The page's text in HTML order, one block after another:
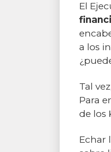
El
a los
Tal
Para
de los
Echar